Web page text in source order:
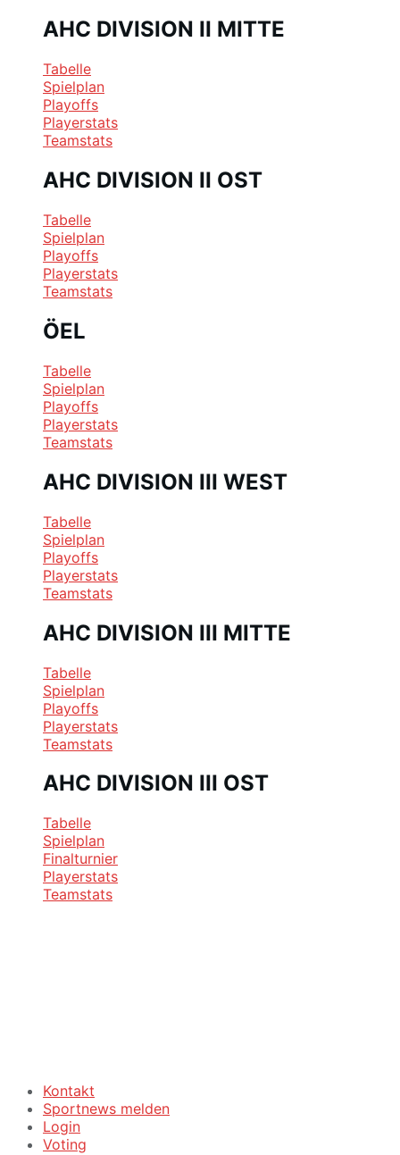
AHC DIVISION II MITTE
Tabelle
Spielplan
Playoffs
Playerstats
Teamstats
AHC DIVISION II OST
Tabelle
Spielplan
Playoffs
Playerstats
Teamstats
ÖEL
Tabelle
Spielplan
Playoffs
Playerstats
Teamstats
AHC DIVISION III WEST
Tabelle
Spielplan
Playoffs
Playerstats
Teamstats
AHC DIVISION III MITTE
Tabelle
Spielplan
Playoffs
Playerstats
Teamstats
AHC DIVISION III OST
Tabelle
Spielplan
Finalturnier
Playerstats
Teamstats
Kontakt
Sportnews melden
Login
Voting